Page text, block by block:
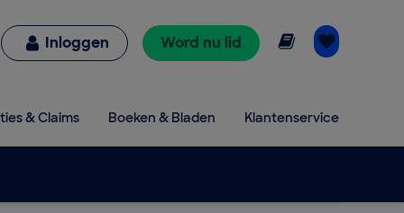
Inloggen Word nu lid Online lezen
& Claims Boeken & Bladen Klantenservice